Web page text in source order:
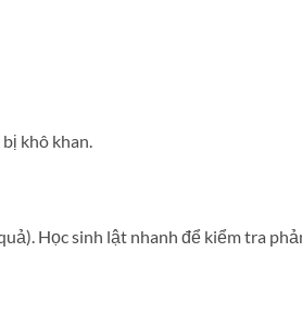
khô khan.
Học sinh lật nhanh để kiểm tra